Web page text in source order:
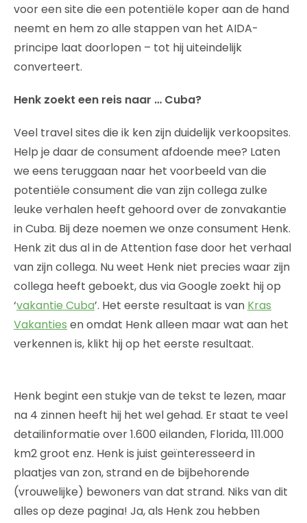
voor een site die een potentiële koper aan de hand
neemt en hem zo alle stappen van het AIDA-
principe laat doorlopen – tot hij uiteindelijk
converteert.
Henk zoekt een reis naar … Cuba?
Veel travel sites die ik ken zijn duidelijk verkoopsites.
Help je daar de consument afdoende mee? Laten
we eens teruggaan naar het voorbeeld van die
potentiële consument die van zijn collega zulke
leuke verhalen heeft gehoord over de zonvakantie
in Cuba. Bij deze noemen we onze consument Henk.
Henk zit dus al in de Attention fase door het verhaal
van zijn collega. Nu weet Henk niet precies waar zijn
collega heeft geboekt, dus via Google zoekt hij op
‘vakantie Cuba’. Het eerste resultaat is van Kras
Vakanties en omdat Henk alleen maar wat aan het
verkennen is, klikt hij op het eerste resultaat.
Henk begint een stukje van de tekst te lezen, maar
na 4 zinnen heeft hij het wel gehad. Er staat te veel
detailinformatie over 1.600 eilanden, Florida, 111.000
km2 groot enz. Henk is juist geïnteresseerd in
plaatjes van zon, strand en de bijbehorende
(vrouwelijke) bewoners van dat strand. Niks van dit
alles op deze pagina! Ja, als Henk zou hebben